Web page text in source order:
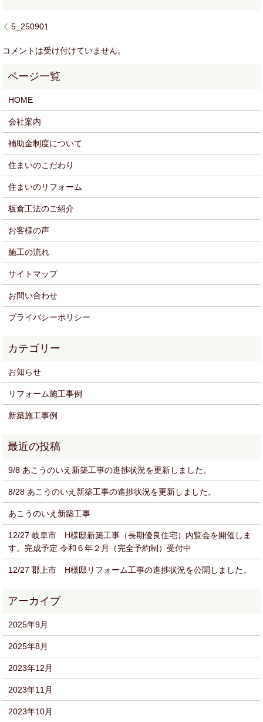
5_250901
コメントは受け付けていません。
HOME
会社案内
補助金制度について
住まいのこだわり
住まいのリフォーム
板倉工法のご紹介
お客様の声
施工の流れ
サイトマップ
お問い合わせ
プライバシーポリシー
お知らせ
リフォーム施工事例
新築施工事例
9/8 あこうのいえ新築工事の進捗状況を更新しました。
8/28 あこうのいえ新築工事の進捗状況を更新しました。
あこうのいえ新築工事
12/27 岐阜市 H様邸新築工事（長期優良住宅）内覧会を開催しま
す。完成予定 令和６年２月（完全予約制）受付中
12/27 郡上市 H様邸リフォーム工事の進捗状況を公開しました。
2025年9月
2025年8月
2023年12月
2023年11月
2023年10月